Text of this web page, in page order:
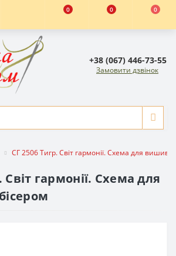
0 0 0
+38 (067) 446-73-55
Замовити дзвінок
СГ 2506 Тигр. Світ гармонії. Схема для
Світ гармонії. Схема для